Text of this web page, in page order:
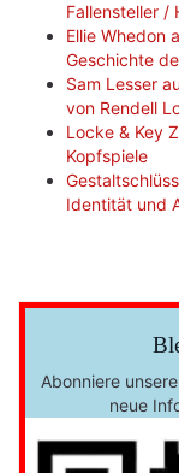
Fallensteller /
Ellie Whedon
Geschichte
Sam Lesser
von Rendell
Locke & Key
Kopfspiele
Identität und
Abonniere
neue